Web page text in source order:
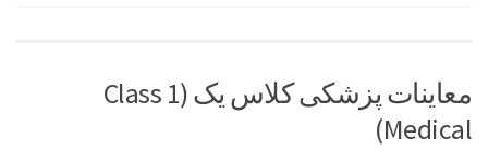
معاینات پزشکی کلاس یک (Class 1
Medical)